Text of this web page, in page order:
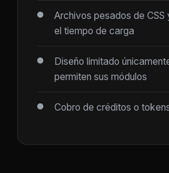
Archivos pesados de CSS
el tiempo de carga
Diseño limitado
permiten sus módulos
Cobro de créditos o